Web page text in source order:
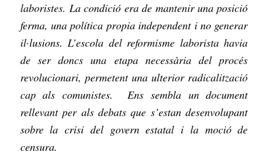
laboristes. La condició era de mantenir una posició
ferma, una política propia independent i no generar
il·lusions. L’escola del reformisme laborista havia
de ser doncs una etapa necessària del procés
revolucionari, permetent una ulterior radicalització
cap als comunistes. Ens sembla un document
rellevant per als debats que s’estan desenvolupant
sobre la crisi del govern estatal i la moció de
censura.